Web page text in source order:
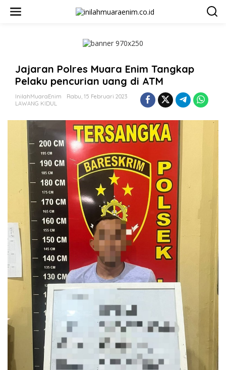
Jajaran Polres Muara Enim Tangkap
Pelaku pencurian uang di ATM
InilahMuaraEnim
Rabu, 15 Februari 2023
LAWANG KIDUL